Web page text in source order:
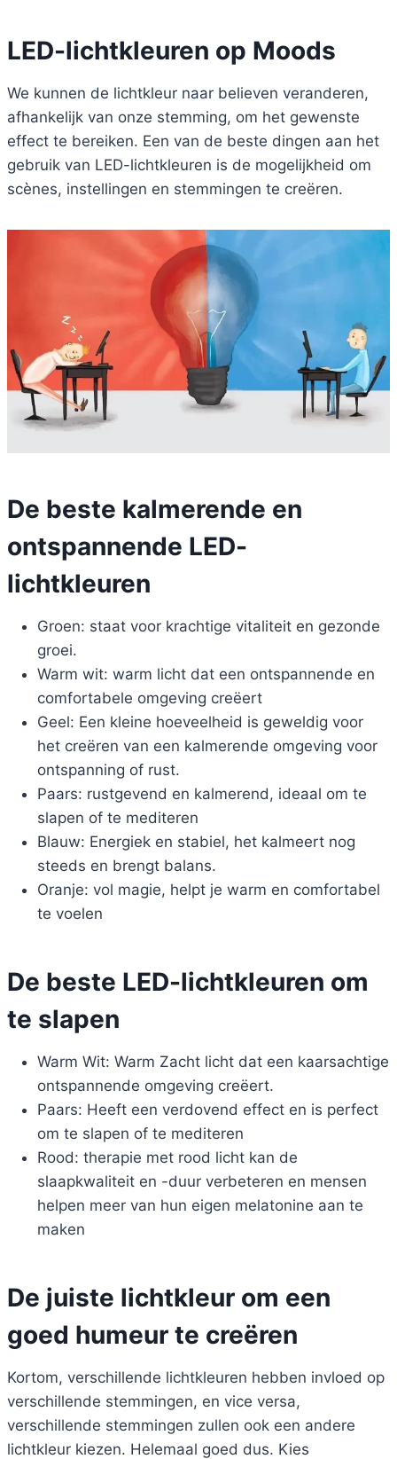
LED-lichtkleuren op Moods
We kunnen de lichtkleur naar believen veranderen,
afhankelijk van onze stemming, om het gewenste
effect te bereiken. Een van de beste dingen aan het
gebruik van LED-lichtkleuren is de mogelijkheid om
scènes, instellingen en stemmingen te creëren.
De beste kalmerende en
ontspannende LED-
lichtkleuren
Groen: staat voor krachtige vitaliteit en gezonde
groei.
Warm wit: warm licht dat een ontspannende en
comfortabele omgeving creëert
Geel: Een kleine hoeveelheid is geweldig voor
het creëren van een kalmerende omgeving voor
ontspanning of rust.
Paars: rustgevend en kalmerend, ideaal om te
slapen of te mediteren
Blauw: Energiek en stabiel, het kalmeert nog
steeds en brengt balans.
Oranje: vol magie, helpt je warm en comfortabel
te voelen
De beste LED-lichtkleuren om
te slapen
Warm Wit: Warm Zacht licht dat een kaarsachtige
ontspannende omgeving creëert.
Paars: Heeft een verdovend effect en is perfect
om te slapen of te mediteren
Rood: therapie met rood licht kan de
slaapkwaliteit en -duur verbeteren en mensen
helpen meer van hun eigen melatonine aan te
maken
De juiste lichtkleur om een
goed humeur te creëren
Kortom, verschillende lichtkleuren hebben invloed op
verschillende stemmingen, en vice versa,
verschillende stemmingen zullen ook een andere
lichtkleur kiezen. Helemaal goed dus. Kies